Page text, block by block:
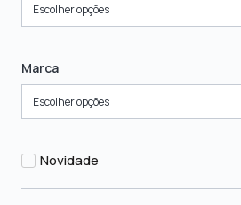
Escolher opções
Marca
Escolher opções
Novidade